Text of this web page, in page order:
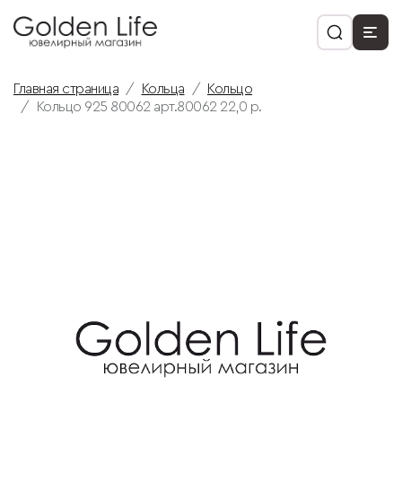
Главная страница Кольца
Кольцо
Кольцо 925 80062 арт.80062 22,0 р.